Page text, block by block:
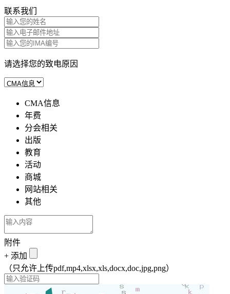
联系我们
请选择您的致电原因
CMA信息
年费
分会相关
出版
教育
活动
商城
网站相关
其他
附件
+ 添加
（只允许上传pdf,mp4,xlsx,xls,docx,doc,jpg,png）